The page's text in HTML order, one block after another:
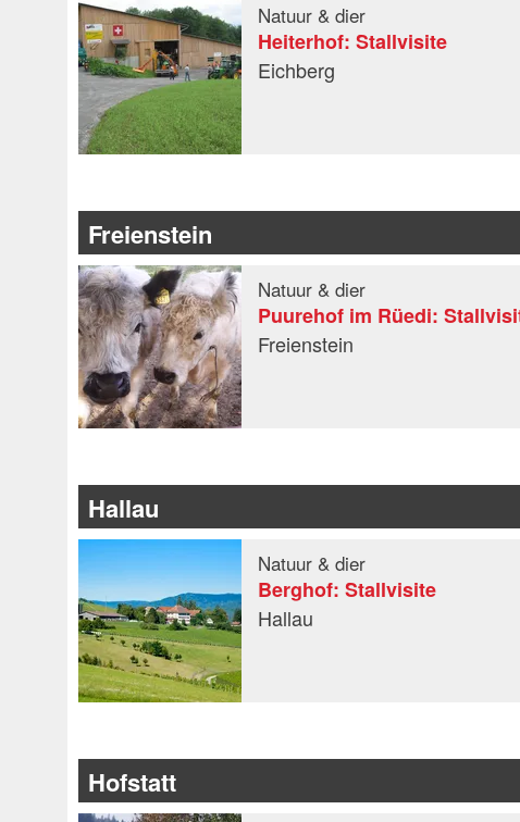
Natuur & dier
Heiterhof: Stallvisite
Eichberg
Freienstein
Natuur & dier
Puurehof im Rüedi:
Freienstein
Hallau
Natuur & dier
Berghof: Stallvisite
Hallau
Hofstatt